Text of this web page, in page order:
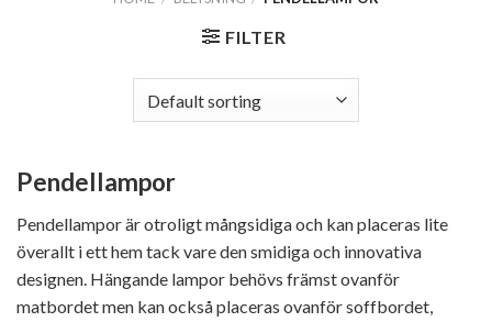
FILTER
Pendellampor
Pendellampor är otroligt mångsidiga och kan placeras lite
överallt i ett hem tack vare den smidiga och innovativa
designen. Hängande lampor behövs främst ovanför
matbordet men kan också placeras ovanför soffbordet,